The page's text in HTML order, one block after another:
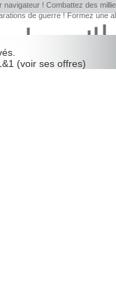
navigateur ! Combattez des
de guerre ! Formez une
(voir ses offres)